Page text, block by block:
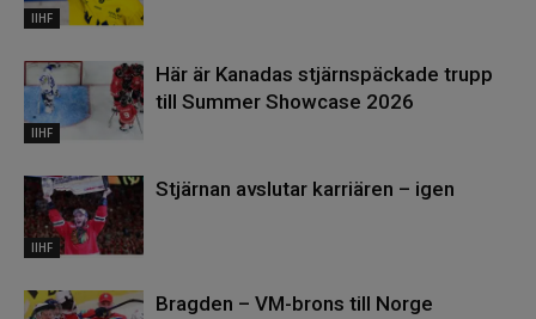
IIHF
IIHF
Här är Kanadas stjärnspäckade trupp
till Summer Showcase 2026
IIHF
Stjärnan avslutar karriären – igen
Bragden – VM-brons till Norge